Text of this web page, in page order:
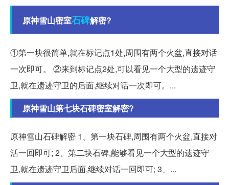
原神雪山密室石碑解密?
①第一块很简单,就在标记点1处,周围有两个火盆,直接对话
一次即可。 ②来到标记点2处,可以看见一个大型的遗迹守
卫,就在遗迹守卫的后面,继续对话一次即可。...
原神雪山第七块石碑密室解密?
原神雪山石碑解密 1、第一块石碑,周围有两个火盆,直接对
活一回即可; 2、第二块石碑,能够看见一个大型的遗迹守
卫,就在遗迹守卫后面,继续对话一回即可; 3、...